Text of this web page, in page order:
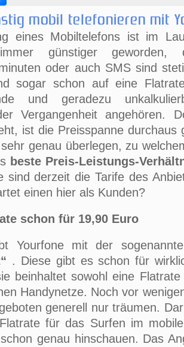
mobil telefonieren mit
eines Mobiltelefons ist im
günstiger
oder auch SMS sind
sogar schon auf eine
und geradezu
Vergangenheit angehören.
ist die Preisspanne durchaus
genau überlegen, zu
beste Preis-Leistungs-
sind derzeit die Tarife des
einen hier als Kunden?
schon für 19,90 Euro
Yourfone mit der
. Diese gibt es schon für
beinhaltet sowohl eine
Handynetze. Noch vor
generell nur träumen.
für das Surfen im
genau hinschauen. Das